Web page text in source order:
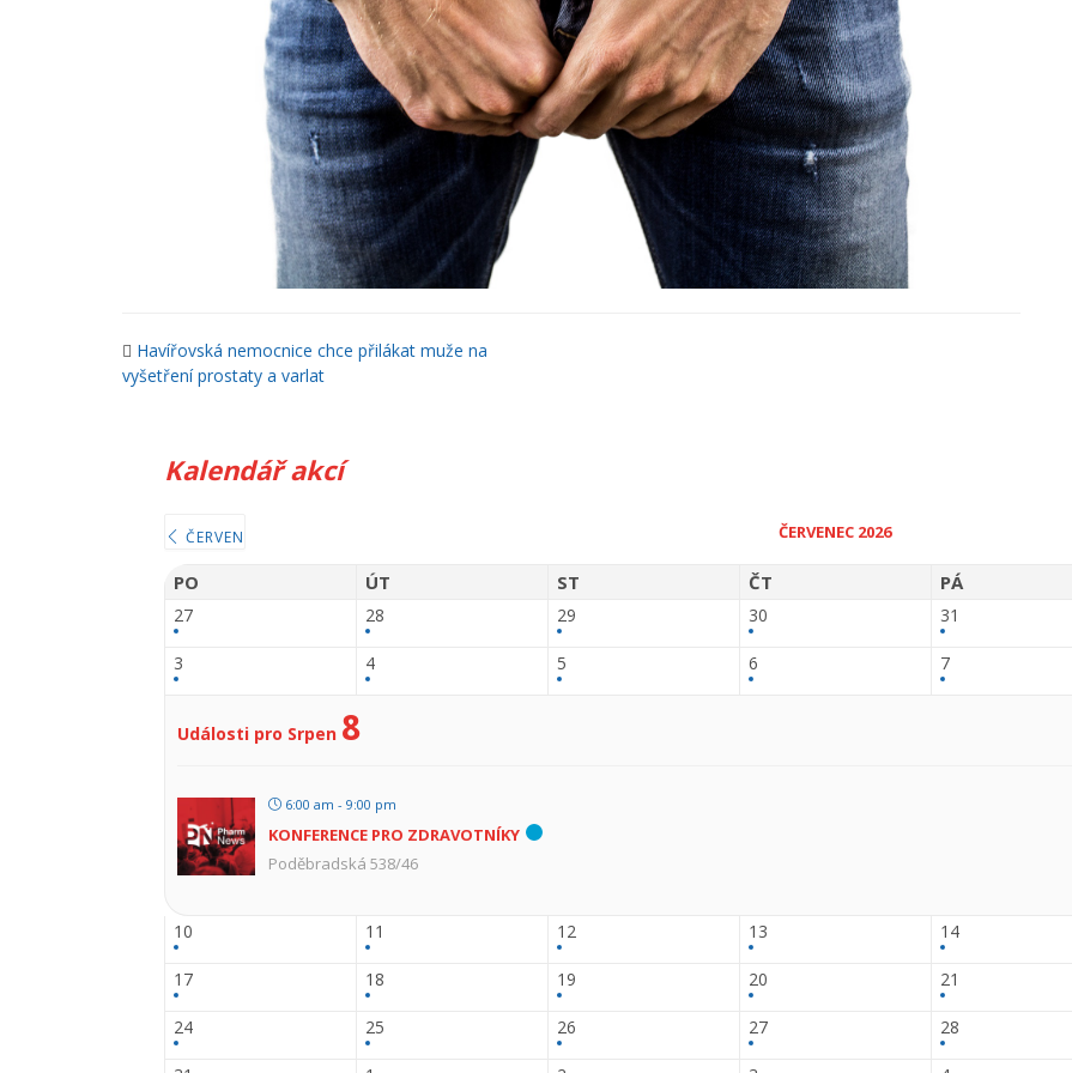
Havířovská nemocnice chce přilákat muže na
vyšetření prostaty a varlat
Kalendář akcí
ČERVEN ČERVENEC 2026
PO ÚT ST ČT PÁ
27 28 29 30 31
3 4 5 6 7
Události pro Srpen 8
6:00 am - 9:00 pm
KONFERENCE PRO ZDRAVOTNÍKY
Poděbradská 538/46
10 11 12 13 14
17 18 19 20 21
24 25 26 27 28